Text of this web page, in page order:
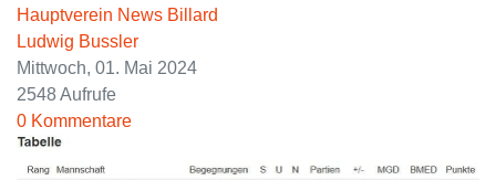
Hauptverein News Billard
Ludwig Bussler
Mittwoch, 01. Mai 2024
2548 Aufrufe
0 Kommentare